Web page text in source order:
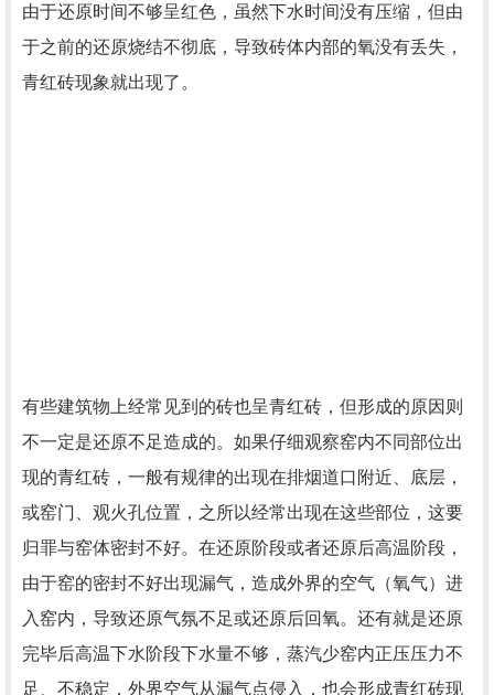
由于还原时间不够呈红色，虽然下水时间没有压缩，但由
于之前的还原烧结不彻底，导致砖体内部的氧没有丢失，
青红砖现象就出现了。
有些建筑物上经常见到的砖也呈青红砖，但形成的原因则
不一定是还原不足造成的。如果仔细观察窑内不同部位出
现的青红砖，一般有规律的出现在排烟道口附近、底层，
或窑门、观火孔位置，之所以经常出现在这些部位，这要
归罪与窑体密封不好。在还原阶段或者还原后高温阶段，
由于窑的密封不好出现漏气，造成外界的空气（氧气）进
入窑内，导致还原气氛不足或还原后回氧。还有就是还原
完毕后高温下水阶段下水量不够，蒸汽少窑内正压压力不
足、不稳定，外界空气从漏气点侵入，也会形成青红砖现